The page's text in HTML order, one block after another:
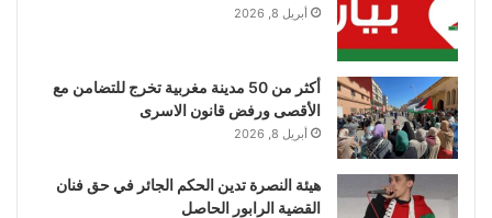
أبريل 8, 2026
أكثر من 50 مدينة مغربية تخرج للتضامن مع
الأقصى ورفض قانون الاسرى
أبريل 8, 2026
هيئة النصرة تدين الحكم الجائر في حق فنان
القضية الرابور الحاصل